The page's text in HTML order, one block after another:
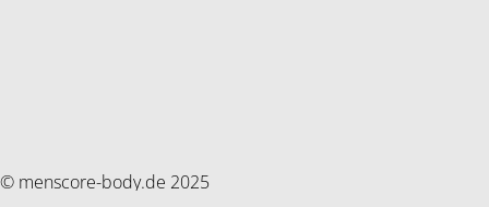
© menscore-body.de 2025